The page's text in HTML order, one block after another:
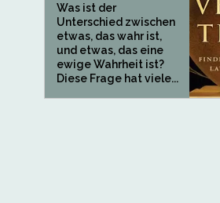
Was ist der
Unterschied zwischen
etwas, das wahr ist,
und etwas, das eine
ewige Wahrheit ist?
Diese Frage hat viele...